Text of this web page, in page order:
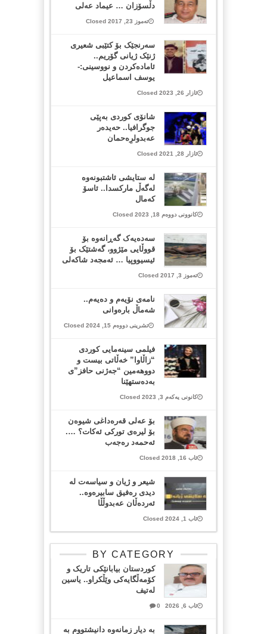
دڵسۆزان … عیماد عەلی
تەموز 23, 2017 Closed
سەرنجێک بۆ کتێبی شعیری
ژنێک ژیانی گۆریم..
ئامادەکردن و نووسینی:-
یوسف اسماعیل
ئازار 26, 2023 Closed
شانۆی کوردی بەپێی
جوگرافیا.. حه‌يده‌ر
عه‌بدولرِه‌حمان
ئازار 28, 2021 Closed
لە ستایشی ئاشتبونەوە
لەگەڵ مارکسدا.. ئاسۆ
کەمال
کانوونی دووەم 18, 2023 Closed
سەدەیەک گەڕانەوە بۆ
قووڵایی مێژوو، گەشتێک بۆ
ئیسیووپیا … ئەمجەد شاکەلی
تەموز 3, 2017 Closed
نامەی نۆیەم و دەیەم..
شەماڵ بارەوانی
تشرینی دووەم 15, 2024 Closed
فیلمی سینه‌مایی کوردی
“زاڵاوا” خه‌ڵاتی بیست و
دووهه‌مین “جه‌ژنی حافز”ی
بەده‌ستهێنا
کانونی یەکەم 3, 2023 Closed
بۆ عه‌لی قه‌ره‌داغی شیوه‌ن
بۆ لیره‌ی توركی ئه‌كات؟ ….
ئه‌حمه‌د ره‌جه‌ب
ئاب 16, 2018 Closed
شیعر و ژیان و سیاسەت لە
دیدی رەفیق سابیرەوە..
ئەردەڵان عەبدوڵڵا
ئاب 1, 2024 Closed
BY CATEGORY
کوردستان بیابانێکی تاریک و
کۆمەڵگایەکی وێڵکراو.. یاسین
لەتیف
ئاب 6, 2026 0
بە دیار زمانەوە دانیشتووم بە